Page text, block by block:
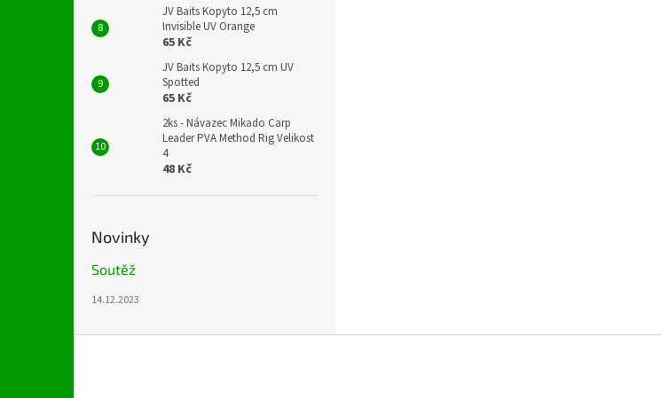
JV Baits Kopyto 12,5 cm
Invisible UV Orange
65 Kč
JV Baits Kopyto 12,5 cm UV
Spotted
65 Kč
2ks - Návazec Mikado Carp
Leader PVA Method Rig Velikost
4
48 Kč
Novinky
Soutěž
14.12.2023